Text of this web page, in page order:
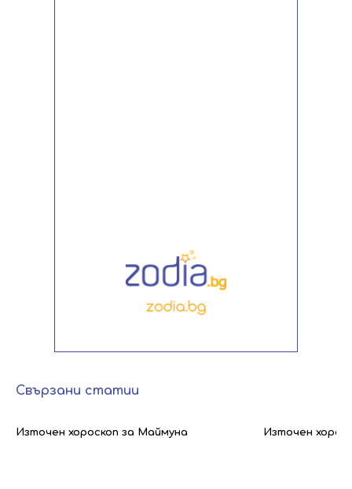
Свързани статии
Източен хороскоп за Маймуна Източен